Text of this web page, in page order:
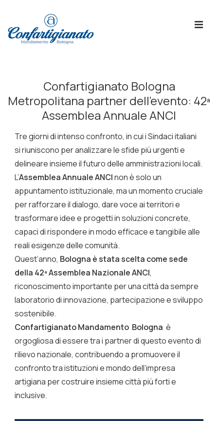
PrincipaleConfartigianato Bologna
Metropolitana partner dell’evento: 42ª
Assemblea Annuale ANCI
Tre giorni di intenso confronto, in cui i Sindaci italiani
si riuniscono per analizzare le sfide più urgenti e
delineare insieme il futuro delle amministrazioni locali.
L’Assemblea Annuale ANCInon è solo un
appuntamento istituzionale, ma un momento cruciale
per rafforzare il dialogo, dare voce ai territori e
trasformare idee e progetti in soluzioni concrete,
capaci di rispondere in modo efficace e tangibile alle
reali esigenze delle comunità.
Quest’anno, Bologna è stata scelta come sede
della 42ª Assemblea Nazionale ANCI,
riconoscimento importante per una città da sempre
laboratorio di innovazione, partecipazione e sviluppo
sostenibile.
Confartigianato Mandamento Bologna è
orgogliosa di essere tra i partner di questo evento di
rilievo nazionale, contribuendo a promuovere il
confronto tra istituzioni e mondo dell’impresa
artigiana per costruire insieme città più forti e
inclusive.